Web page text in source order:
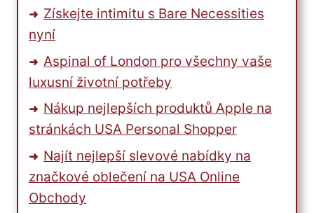
Získejte intimitu s Bare Necessities
nyní
Aspinal of London pro všechny vaše
luxusní životní potřeby
Nákup nejlepších produktů Apple na
stránkách USA Personal Shopper
Najít nejlepší slevové nabídky na
značkové oblečení na USA Online
Obchody